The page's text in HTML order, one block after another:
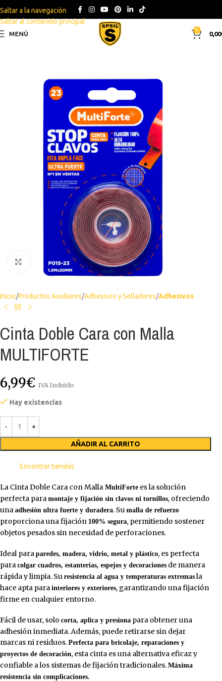
Saltar a la navegación
Saltar al contenido principal
MENÚ
0
0,00
Haga clic para ampliar
Inicio Productos Auxiliares Adhesivos y Selladores Adhesivos
Cinta Doble Cara con Malla
MULTIFORTE
6,99€ IVA Incluido
Hay existencias
AÑADIR AL CARRITO
Encontrar tiendas
La Cinta Doble Cara con Malla MultiForte es la solución
perfecta para montaje y fijación sin clavos ni tornillos, ofreciendo
una adhesión ultra fuerte y duradera. Su malla de refuerzo
proporciona una fijación 100% segura, permitiendo sostener
objetos pesados sin necesidad de perforaciones.
Ideal para paredes, madera, vidrio, metal y plástico, es perfecta
para colgar cuadros, estanterías, espejos y decoraciones de manera
rápida y limpia. Su resistencia al agua y temperaturas extremas la
hace apta para interiores y exteriores, garantizando una fijación
firme en cualquier entorno.
Fácil de usar, solo corta, aplica y presiona para obtener una
adhesión inmediata. Además, puede retirarse sin dejar
marcas ni residuos. Perfecta para bricolaje, reparaciones y
proyectos de decoración, esta cinta es una alternativa eficaz y
confiable a los sistemas de fijación tradicionales. Máxima
resistencia sin complicaciones.